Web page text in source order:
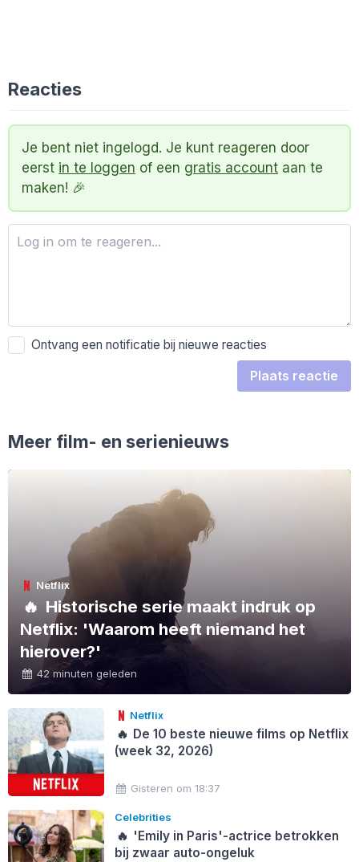
Reacties
Je bent niet ingelogd. Je kunt reageren door
eerst in te loggen of een gratis account aan te
maken! 🎉
Ontvang een notificatie bij nieuwe reacties
Plaats reactie
Meer film- en serienieuws
Netflix
🔥 Historische serie maakt indruk op
Netflix: 'Waarom heeft niemand het
hierover?'
42 minuten geleden
Netflix
🔥 De 10 beste nieuwe films op Netflix
(week 32, 2026)
Gisteren om 18:37
Celebrities
🔥 'Emily in Paris'-actrice betrokken
bij zwaar auto-ongeluk